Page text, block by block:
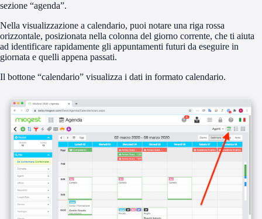
sezione “agenda”.
Nella visualizzazione a calendario, puoi notare una riga rossa
orizzontale, posizionata nella colonna del giorno corrente, che ti aiuta
ad identificare rapidamente gli appuntamenti futuri da eseguire in
giornata e quelli appena passati.
Il bottone “calendario” visualizza i dati in formato calendario.